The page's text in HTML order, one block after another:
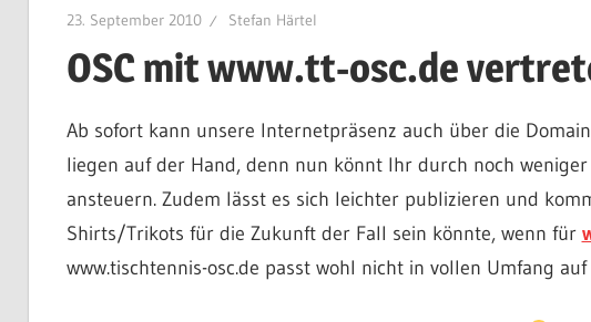
23. September 2010 Stefan Härtel
OSC mit www.tt-osc.de
Ab sofort kann unsere Internetpräsenz auch über die Domain
liegen auf der Hand, denn nun könnt Ihr durch noch
ansteuern. Zudem lässt es sich leichter publizieren und
Shirts/Trikots für die Zukunft der Fall sein könnte, wenn für
www.tischtennis-osc.de passt wohl nicht in vollen Umfang